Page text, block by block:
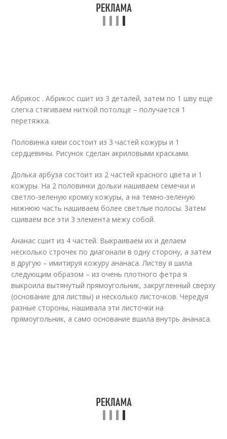
Абрикос . Абрикос сшит из 3 деталей, затем по 1 шву еще
слегка стягиваем ниткой потолще – получается 1
перетяжка.
Половинка киви состоит из 3 частей кожуры и 1
сердцевины. Рисунок сделан акриловыми красками.
Долька арбуза состоит из 2 частей красного цвета и 1
кожуры. На 2 половинки дольки нашиваем семечки и
светло-зеленую кромку кожуры, а на темно-зеленую
нижнюю часть нашиваем более светлые полосы. Затем
сшиваем все эти 3 элемента межу собой.
Ананас сшит из 4 частей. Выкраиваем их и делаем
несколько строчек по диагонали в одну сторону, а затем
в другую – имитируя кожуру ананаса. Листву я шила
следующим образом – из очень плотного фетра я
выкроила вытянутый прямоугольник, закругленный сверху
(основание для листвы) и несколько листочков. Чередуя
разные стороны, нашивала эти листочки на
прямоугольник, а само основание вшила внутрь ананаса.